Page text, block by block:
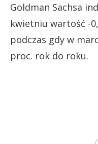
Goldman Sachsa
kwietniu wartość -
podczas gdy w
proc. rok do roku.